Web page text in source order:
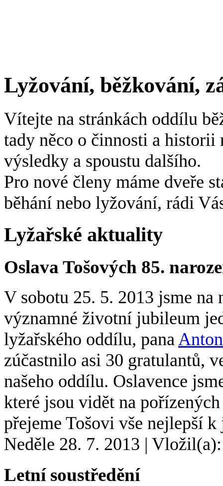
Lyžování, běžkování,
Vítejte na stránkách oddílu
tady něco o činnosti a historii
výsledky a spoustu dalšího.
Pro nové členy máme dveře
běhání nebo lyžování, rádi
Lyžařské aktuality
Oslava Tošových 85.
V sobotu 25. 5. 2013 jsme
významné životní jubileum
lyžařského oddílu, pana
zúčastnilo asi 30 gratulantů,
našeho oddílu. Oslavence
které jsou vidět na
přejeme Tošovi vše nejlepší k
Neděle 28. 7. 2013 |
Letní soustředění